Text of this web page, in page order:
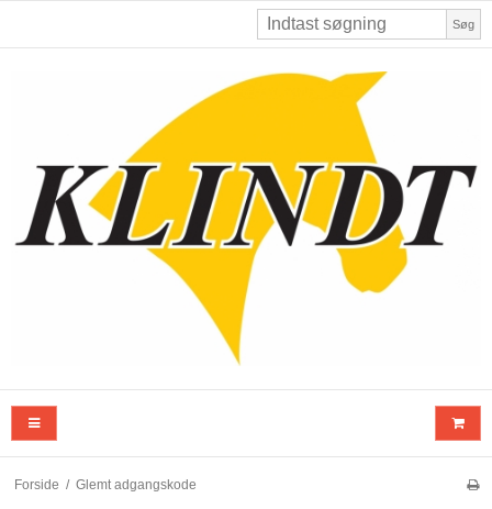
Søg
Forside / Glemt adgangskode